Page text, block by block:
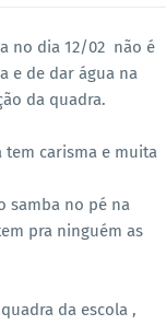
no dia 12/02 não é
e de dar água na
da quadra.
tem carisma e muita
samba no pé na
pra ninguém as
da escola ,